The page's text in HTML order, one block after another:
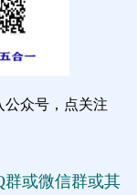
公众号，点关注
群或微信群或其